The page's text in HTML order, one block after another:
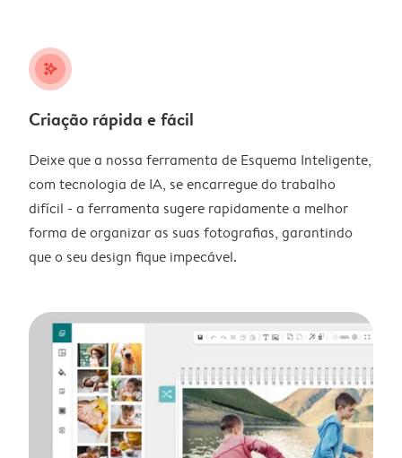
stars_plus
Criação rápida e fácil
Deixe que a nossa ferramenta de Esquema Inteligente,
com tecnologia de IA, se encarregue do trabalho
difícil - a ferramenta sugere rapidamente a melhor
forma de organizar as suas fotografias, garantindo
que o seu design fique impecável.